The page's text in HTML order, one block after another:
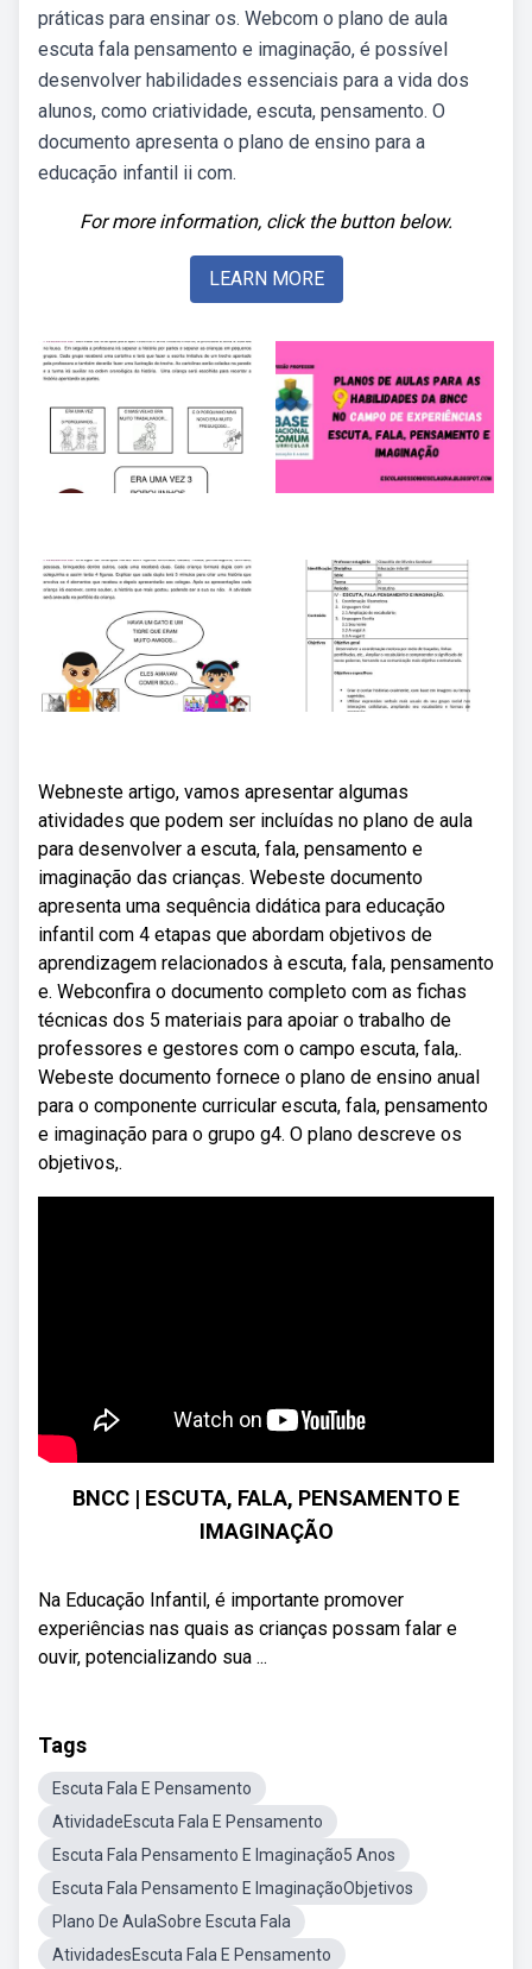
práticas para ensinar os. Webcom o plano de aula
escuta fala pensamento e imaginação, é possível
desenvolver habilidades essenciais para a vida dos
alunos, como criatividade, escuta, pensamento. O
documento apresenta o plano de ensino para a
educação infantil ii com.
For more information, click the button below.
LEARN MORE
Webneste artigo, vamos apresentar algumas
atividades que podem ser incluídas no plano de aula
para desenvolver a escuta, fala, pensamento e
imaginação das crianças. Webeste documento
apresenta uma sequência didática para educação
infantil com 4 etapas que abordam objetivos de
aprendizagem relacionados à escuta, fala, pensamento
e. Webconfira o documento completo com as fichas
técnicas dos 5 materiais para apoiar o trabalho de
professores e gestores com o campo escuta, fala,.
Webeste documento fornece o plano de ensino anual
para o componente curricular escuta, fala, pensamento
e imaginação para o grupo g4. O plano descreve os
objetivos,.
BNCC | ESCUTA, FALA, PENSAMENTO E
IMAGINAÇÃO
Na Educação Infantil, é importante promover
experiências nas quais as crianças possam falar e
ouvir, potencializando sua ...
Tags
Escuta Fala E Pensamento
AtividadeEscuta Fala E Pensamento
Escuta Fala Pensamento E Imaginação5 Anos
Escuta Fala Pensamento E ImaginaçãoObjetivos
Plano De AulaSobre Escuta Fala
AtividadesEscuta Fala E Pensamento